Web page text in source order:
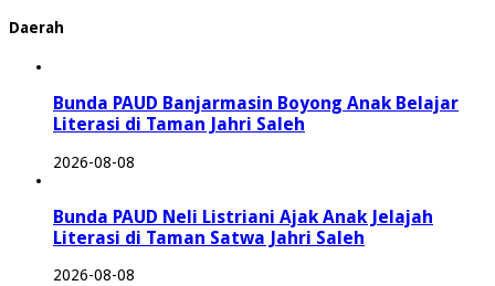
Daerah
Bunda PAUD Banjarmasin Boyong Anak Belajar
Literasi di Taman Jahri Saleh
2026-08-08
Bunda PAUD Neli Listriani Ajak Anak Jelajah
Literasi di Taman Satwa Jahri Saleh
2026-08-08